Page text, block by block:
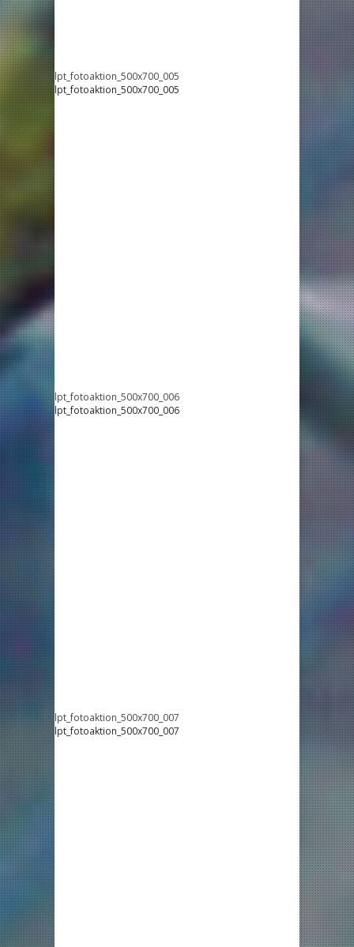
lpt_fotoaktion_500x700_005
lpt_fotoaktion_500x700_005
lpt_fotoaktion_500x700_006
lpt_fotoaktion_500x700_006
lpt_fotoaktion_500x700_007
lpt_fotoaktion_500x700_007